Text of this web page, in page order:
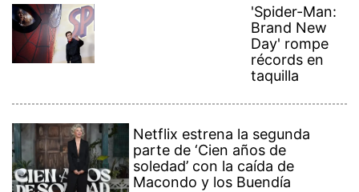
'Spider-Man:
Brand New
Day' rompe
récords en
taquilla
Netflix estrena la segunda
parte de ‘Cien años de
soledad’ con la caída de
Macondo y los Buendía